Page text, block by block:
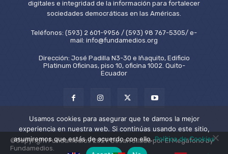
digitales e integridad de la información para fortalecer
sociedades democráticas en las Américas.
Teléfonos: (593) 2 601-9956 / (593) 98 767-5305/ e-
mail: info@fundamedios.org
Dirección: José Padilla N3-30 e Iñaquito, Edificio
Platinum Oficinas, piso 10, oficina 1002. Quito-
Ecuador
©Copyright Fundamedios 2021. Desarrollado por El Megáfono by
Fundamedios.
Usamos cookies para asegurar que te damos la mejor
experiencia en nuestra web. Si continúas usando este sitio,
asumiremos que estás de acuerdo con ello.Política de Cookies